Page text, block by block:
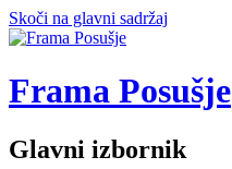
Skoči na glavni sadržaj
Frama Posušje
Glavni izbornik